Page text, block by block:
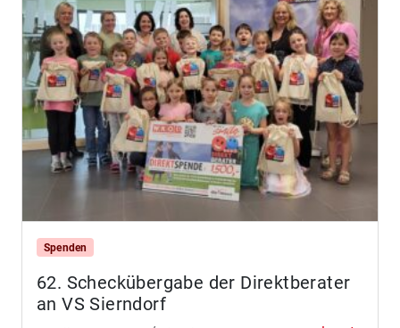
Spenden
62. Scheckübergabe der Direktberater
an VS Sierndorf